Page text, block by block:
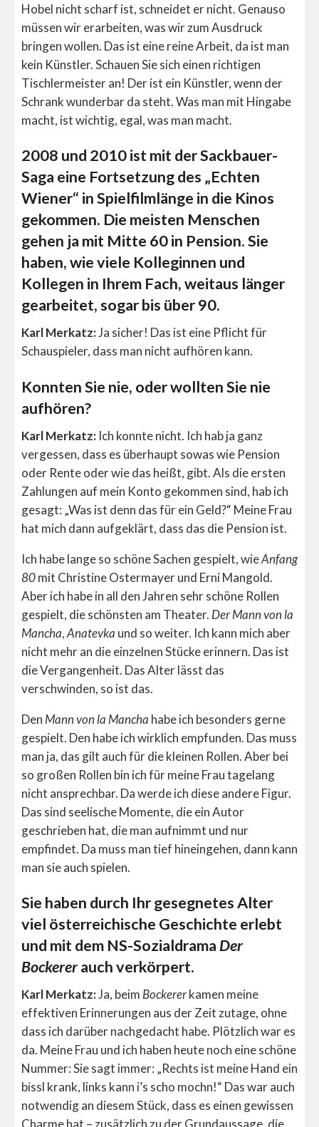
Hobel nicht scharf ist, schneidet er nicht. Genauso
müssen wir erarbeiten, was wir zum Ausdruck
bringen wollen. Das ist eine reine Arbeit, da ist man
kein Künstler. Schauen Sie sich einen richtigen
Tischlermeister an! Der ist ein Künstler, wenn der
Schrank wunderbar da steht. Was man mit Hingabe
macht, ist wichtig, egal, was man macht.
2008 und 2010 ist mit der Sackbauer-
Saga eine Fortsetzung des „Echten
Wiener“ in Spielfilmlänge in die Kinos
gekommen. Die meisten Menschen
gehen ja mit Mitte 60 in Pension. Sie
haben, wie viele Kolleginnen und
Kollegen in Ihrem Fach, weitaus länger
gearbeitet, sogar bis über 90.
Karl Merkatz:Ja sicher! Das ist eine Pflicht für
Schauspieler, dass man nicht aufhören kann.
Konnten Sie nie, oder wollten Sie nie
aufhören?
Karl Merkatz: Ich konnte nicht. Ich hab ja ganz
vergessen, dass es überhaupt sowas wie Pension
oder Rente oder wie das heißt, gibt. Als die ersten
Zahlungen auf mein Konto gekommen sind, hab ich
gesagt: „Was ist denn das für ein Geld?“ Meine Frau
hat mich dann aufgeklärt, dass das die Pension ist.
Ich habe lange so schöne Sachen gespielt, wieAnfang
80mit Christine Ostermayer und Erni Mangold.
Aber ich habe in all den Jahren sehr schöne Rollen
gespielt, die schönsten am Theater. Der Mann von la
Mancha,Anatevka und so weiter. Ich kann mich aber
nicht mehr an die einzelnen Stücke erinnern. Das ist
die Vergangenheit. Das Alter lässt das
verschwinden, so ist das.
Den Mann von la Mancha habe ich besonders gerne
gespielt. Den habe ich wirklich empfunden. Das muss
man ja, das gilt auch für die kleinen Rollen. Aber bei
so großen Rollen bin ich für meine Frau tagelang
nicht ansprechbar. Da werde ich diese andere Figur.
Das sind seelische Momente, die ein Autor
geschrieben hat, die man aufnimmt und nur
empfindet. Da muss man tief hineingehen, dann kann
man sie auch spielen.
Sie haben durch Ihr gesegnetes Alter
viel österreichische Geschichte erlebt
und mit dem NS-SozialdramaDer
Bockererauch verkörpert.
Karl Merkatz:Ja, beim Bockererkamen meine
effektiven Erinnerungen aus der Zeit zutage, ohne
dass ich darüber nachgedacht habe. Plötzlich war es
da. Meine Frau und ich haben heute noch eine schöne
Nummer: Sie sagt immer: „Rechts ist meine Hand ein
bissl krank, links kann i’s scho mochn!“ Das war auch
notwendig an diesem Stück, dass es einen gewissen
Charme hat – zusätzlich zu der Grundaussage, die